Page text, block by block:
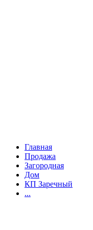
Главная
Продажа
Загородная
Дом
КП Заречный
...